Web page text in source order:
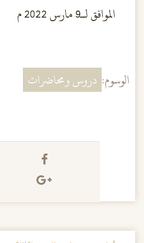
الموافق لـ9 مارس 2022 م
الوسوم: دروس ومحاضرات